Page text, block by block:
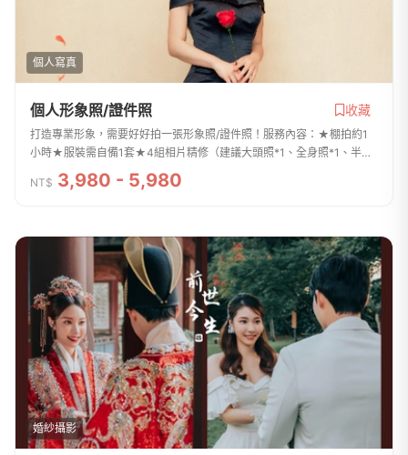
個人寫真
個人形象照/證件照 收藏
打造專業形象，需要好好拍一張形象照/證件照！服務內容：★棚拍約1
小時★服裝需自備1套★4組相片精修（建議大頭照*1、全身照*1、半身
照*1、坐姿照*1）★2*3照片2張（證件照使用）**可加購造型妝髮**任
何疑問或預約LINE：...
NT$ 3,980 - 5,980
婚紗攝影